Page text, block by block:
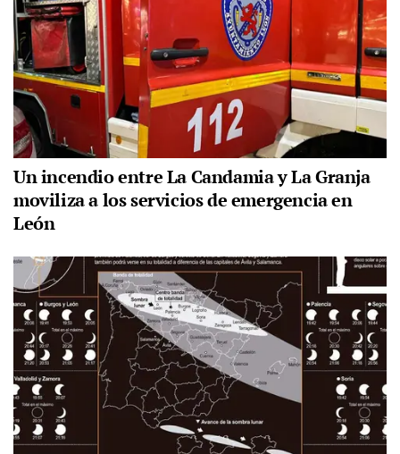
Un incendio entre La Candamia y La Granja
moviliza a los servicios de emergencia en
León